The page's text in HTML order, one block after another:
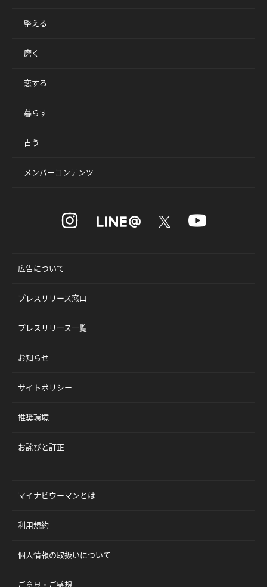
整える
磨く
恋する
暮らす
占う
メンバーコンテンツ
広告について
プレスリリース窓口
プレスリリース一覧
お知らせ
サイトポリシー
推奨環境
お詫びと訂正
マイナビウーマンとは
利用規約
個人情報の取扱いについて